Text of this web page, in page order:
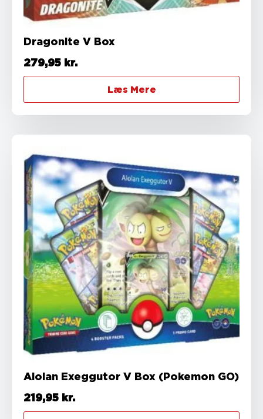
Dragonite V Box
279,95 kr.
Læs Mere
Alolan Exeggutor V Box (Pokemon GO)
219,95 kr.